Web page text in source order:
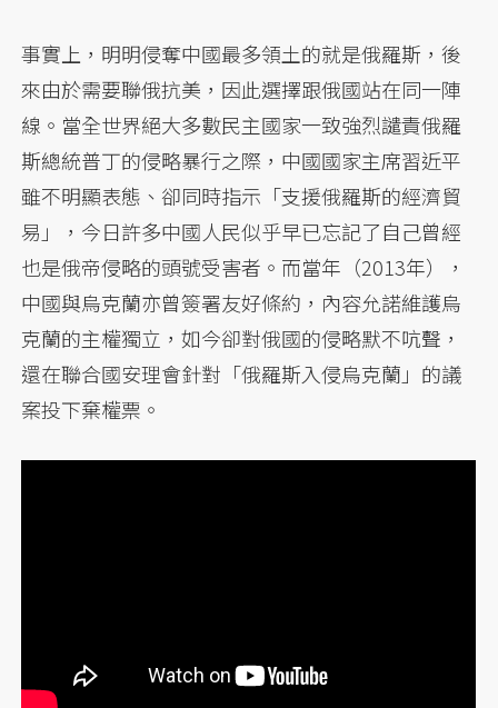
事實上，明明侵奪中國最多領土的就是俄羅斯，後
來由於需要聯俄抗美，因此選擇跟俄國站在同一陣
線。當全世界絕大多數民主國家一致強烈譴責俄羅
斯總統普丁的侵略暴行之際，中國國家主席習近平
雖不明顯表態、卻同時指示「支援俄羅斯的經濟貿
易」，今日許多中國人民似乎早已忘記了自己曾經
也是俄帝侵略的頭號受害者。而當年（2013年），
中國與烏克蘭亦曾簽署友好條約，內容允諾維護烏
克蘭的主權獨立，如今卻對俄國的侵略默不吭聲，
還在聯合國安理會針對「俄羅斯入侵烏克蘭」的議
案投下棄權票。